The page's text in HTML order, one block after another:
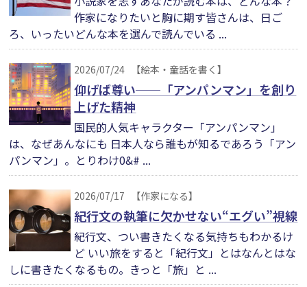
作家になりたいと胸に期す皆さんは、日ご
ろ、いったいどんな本を選んで読んでいる ...
2026/07/24 【絵本・童話を書く】
仰げば尊い──「アンパンマン」を創り
上げた精神
国民的人気キャラクター「アンパンマン」
は、なぜあんなにも 日本人なら誰もが知るであろう「アン
パンマン」。とりわけ0&# ...
2026/07/17 【作家になる】
紀行文の執筆に欠かせない“エグい”視線
紀行文、つい書きたくなる気持ちもわかるけ
ど いい旅をすると「紀行文」とはなんとはな
しに書きたくなるもの。きっと「旅」と ...